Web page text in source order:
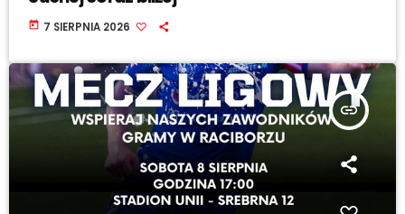
today 7 SIERPNIA 2026
insert_link